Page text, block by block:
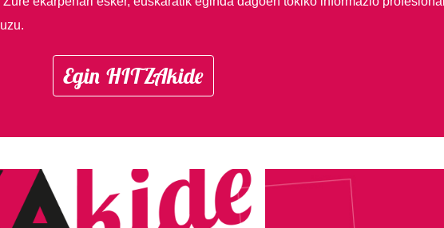
Egin HITZAkide